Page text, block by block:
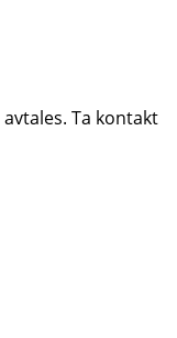
Ta kontakt